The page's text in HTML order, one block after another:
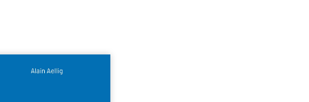
le naufrage n’avait pas